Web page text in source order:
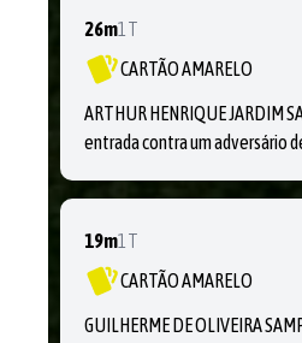
26m1T
CARTÃO AMARELO
ARTHUR HENRIQUE JARDIM
entrada contra um adversário
19m1T
CARTÃO AMARELO
GUILHERME DE OLIVEIRA